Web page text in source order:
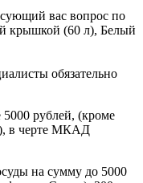
вас вопрос по
крышкой (60 л), Белый
обязательно
рублей, (кроме
в черте МКАД
на сумму до 5000